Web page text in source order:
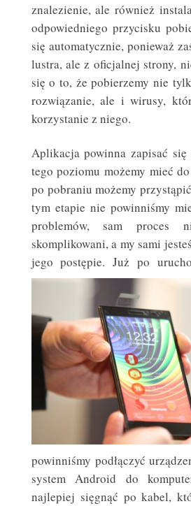
znalezienie, ale również
odpowiedniego przycisku
się automatycznie, ponieważ
lustra, ale z oficjalnej strony,
się o to, że pobierzemy nie
rozwiązanie, ale i wirusy,
korzystanie z niego.
Aplikacja powinna zapisać
tego poziomu możemy mieć
po pobraniu możemy
tym etapie nie powinniśmy
problemów, sam proces
skomplikowani, a my sami
jego postępie. Już po
powinniśmy podłączyć
system Android do
najlepiej sięgnąć po kabel,